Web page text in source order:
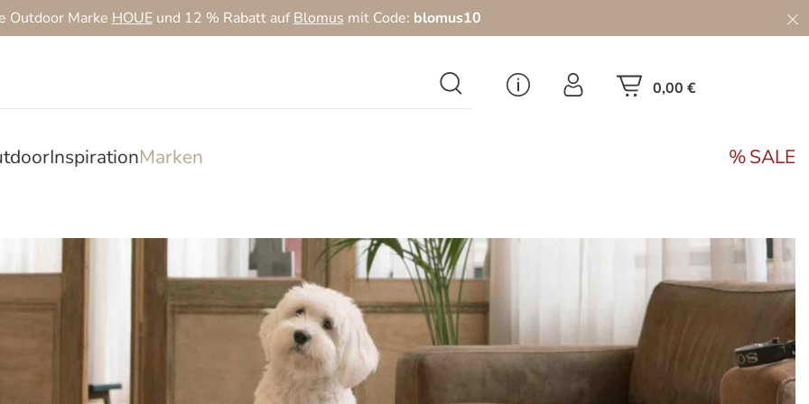
Outdoor Marke HOUEund 12 % Rabatt aufBlomus mit Code: blomus10
0,00 €
InspirationMarken SALE